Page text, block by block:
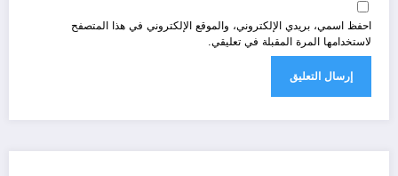
احفظ اسمي، بريدي الإلكتروني، والموقع الإلكتروني في هذا المتصفح
لاستخدامها المرة المقبلة في تعليقي.